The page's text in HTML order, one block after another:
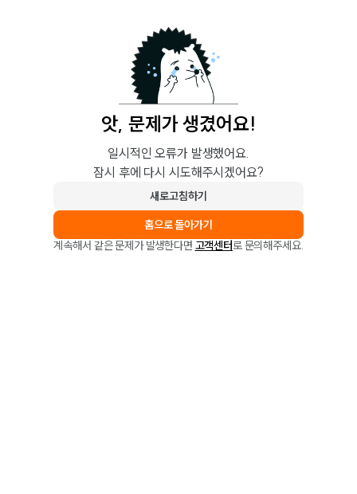
앗, 문제가 생겼어요!
일시적인 오류가 발생했어요.
잠시 후에 다시 시도해주시겠어요?
새로고침하기
홈으로 돌아가기
계속해서 같은 문제가 발생한다면 고객센터로 문의해주세요.